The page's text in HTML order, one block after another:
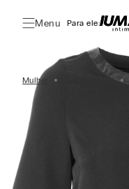
Menu Para ele:
Mulher Outlet Oficial